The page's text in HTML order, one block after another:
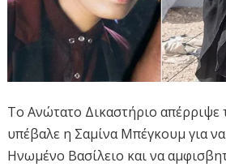
Το Ανώτατο Δικαστήριο απέρριψε
υπέβαλε η Σαμίνα Μπέγκουμ για
Ηνωμένο Βασίλειο και να